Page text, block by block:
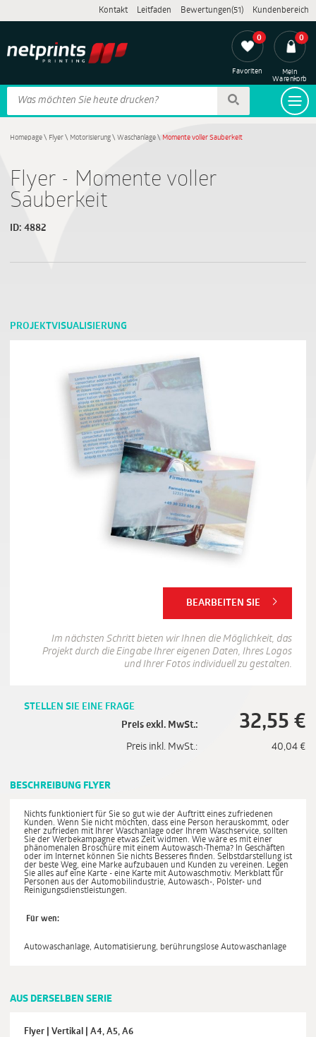
Kontakt Leitfaden Bewertungen(51) Kundenbereich
0
Favoriten
0
Mein
Warenkorb
Homepage\ Flyer\ Motorisierung\ Waschanlage\ Momente voller Sauberkeit
Flyer - Momente voller
Sauberkeit
ID: 4882
PROJEKTVISUALISIERUNG
BEARBEITEN SIE
Im nächsten Schritt bieten wir Ihnen die Möglichkeit, das
Projekt durch die Eingabe Ihrer eigenen Daten, Ihres Logos
und Ihrer Fotos individuell zu gestalten.
STELLEN SIE EINE FRAGE
Preis exkl. MwSt.:
32,55 €
Preis inkl. MwSt.: 40,04 €
BESCHREIBUNG FLYER
Nichts funktioniert für Sie so gut wie der Auftritt eines zufriedenen
Kunden. Wenn Sie nicht möchten, dass eine Person herauskommt, oder
eher zufrieden mit Ihrer Waschanlage oder Ihrem Waschservice, sollten
Sie der Werbekampagne etwas Zeit widmen. Wie wäre es mit einer
phänomenalen Broschüre mit einem Autowasch-Thema? In Geschäften
oder im Internet können Sie nichts Besseres finden. Selbstdarstellung ist
der beste Weg, eine Marke aufzubauen und Kunden zu vereinen. Legen
Sie alles auf eine Karte - eine Karte mit Autowaschmotiv. Merkblatt für
Personen aus der Automobilindustrie, Autowasch-, Polster- und
Reinigungsdienstleistungen.
Für wen:
Autowaschanlage, Automatisierung, berührungslose Autowaschanlage
AUS DERSELBEN SERIE
Flyer | Vertikal | A4, A5, A6